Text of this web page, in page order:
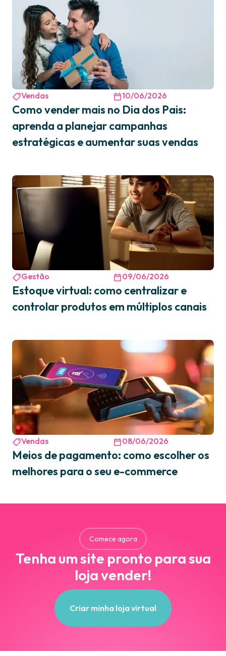
Vendas 10/06/2026
Como vender mais no Dia dos Pais:
aprenda a planejar campanhas
estratégicas e aumentar suas vendas
Gestão 09/06/2026
Estoque virtual: como centralizar e
controlar produtos em múltiplos canais
Vendas 08/06/2026
Meios de pagamento: como escolher os
melhores para o seu e-commerce
Comece agora
Tenha um site pronto para sua
loja vender!
Criar minha loja virtual